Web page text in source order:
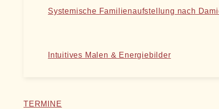
Systemische Familienaufstellung nach
Intuitives Malen & Energiebilder
TERMINE